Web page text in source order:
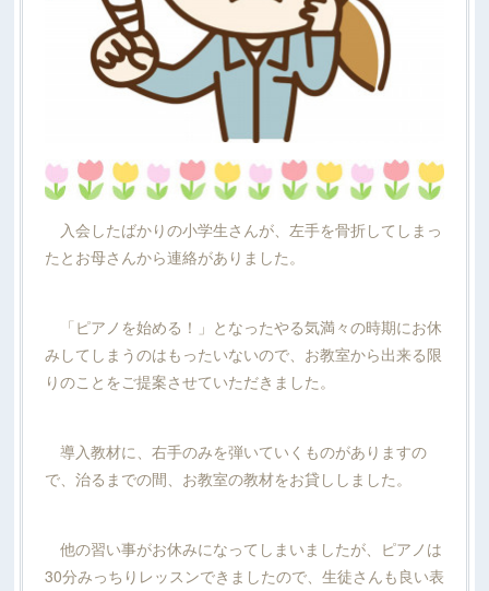
入会したばかりの小学生さんが、左手を骨折してしまっ
たとお母さんから連絡がありました。
「ピアノを始める！」となったやる気満々の時期にお休
みしてしまうのはもったいないので、お教室から出来る限
りのことをご提案させていただきました。
導入教材に、右手のみを弾いていくものがありますの
で、治るまでの間、お教室の教材をお貸ししました。
他の習い事がお休みになってしまいましたが、ピアノは
30分みっちりレッスンできましたので、生徒さんも良い表